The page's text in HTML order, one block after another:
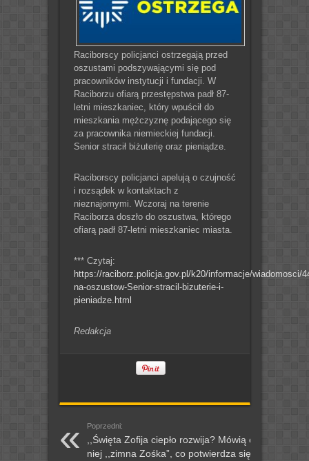
Raciborscy policjanci ostrzegają przed
oszustami podszywającymi się pod
pracowników instytucji i fundacji. W
Raciborzu ofiarą przestępstwa padł 87-
letni mieszkaniec, który wpuścił do
mieszkania mężczyznę podającego się
za pracownika niemieckiej fundacji.
Senior stracił biżuterię oraz pieniądze.
Raciborscy policjanci apelują o czujność
i rozsądek w kontaktach z
nieznajomymi. Wczoraj na terenie
Raciborza doszło do oszustwa, którego
ofiarą padł 87-letni mieszkaniec miasta.
*** Czytaj:
https://raciborz.policja.gov.pl/k20/informacje/wiadomosci/
na-oszustow-Senior-stracil-bizuterie-i-
pieniadze.html
Redakcja
Poprzedni:
,,Święta Zofija ciepło rozwija? Mówią o
niej ,,zimna Zośka”, co potwierdza się